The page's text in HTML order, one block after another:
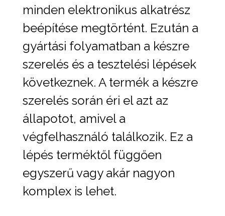
minden elektronikus alkatrész
beépítése megtörtént. Ezután a
gyártási folyamatban a készre
szerelés és a tesztelési lépések
következnek. A termék a készre
szerelés során éri el azt az
állapotot, amivel a
végfelhasználó találkozik. Ez a
lépés terméktől függően
egyszerű vagy akár nagyon
komplex is lehet.